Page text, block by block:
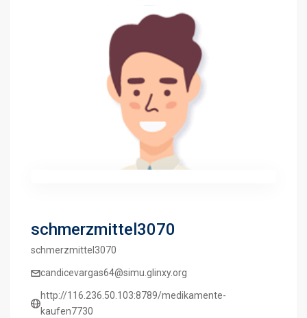
schmerzmittel3070
schmerzmittel3070
candicevargas64@simu.glinxy.org
http://116.236.50.103:8789/medikamente-
kaufen7730